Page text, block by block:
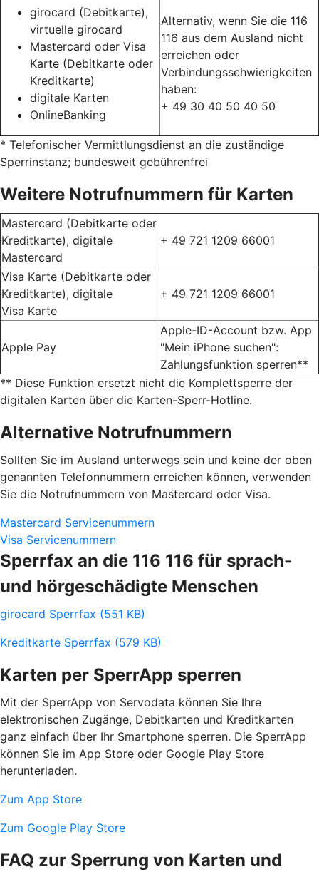
girocard (Debitkarte),
virtuelle girocard
Mastercard oder Visa
Karte (Debitkarte oder
Kreditkarte)
digitale Karten
OnlineBanking
Alternativ, wenn Sie die 116
116 aus dem Ausland nicht
erreichen oder
Verbindungsschwierigkeiten
haben:
+ 49 30 40 50 40 50
* Telefonischer Vermittlungsdienst an die zuständige
Sperrinstanz; bundesweit gebührenfrei
Weitere Notrufnummern für Karten
Mastercard (Debitkarte oder
Kreditkarte), digitale
Mastercard
+ 49 721 1209 66001
Visa Karte (Debitkarte oder
Kreditkarte), digitale
Visa Karte
+ 49 721 1209 66001
Apple Pay
Apple-ID-Account bzw. App
"Mein iPhone suchen":
Zahlungsfunktion sperren**
** Diese Funktion ersetzt nicht die Komplettsperre der
digitalen Karten über die Karten-Sperr-Hotline.
Alternative Notrufnummern
Sollten Sie im Ausland unterwegs sein und keine der oben
genannten Telefonnummern erreichen können, verwenden
Sie die Notrufnummern von Mastercard oder Visa.
Mastercard Servicenummern
Visa Servicenummern
Sperrfax an die 116 116 für sprach-
und hörgeschädigte Menschen
girocard Sperrfax (551 KB)
Kreditkarte Sperrfax (579 KB)
Karten per SperrApp sperren
Mit der SperrApp von Servodata können Sie Ihre
elektronischen Zugänge, Debitkarten und Kreditkarten
ganz einfach über Ihr Smartphone sperren. Die SperrApp
können Sie im App Store oder Google Play Store
herunterladen.
Zum App Store
Zum Google Play Store
FAQ zur Sperrung von Karten und